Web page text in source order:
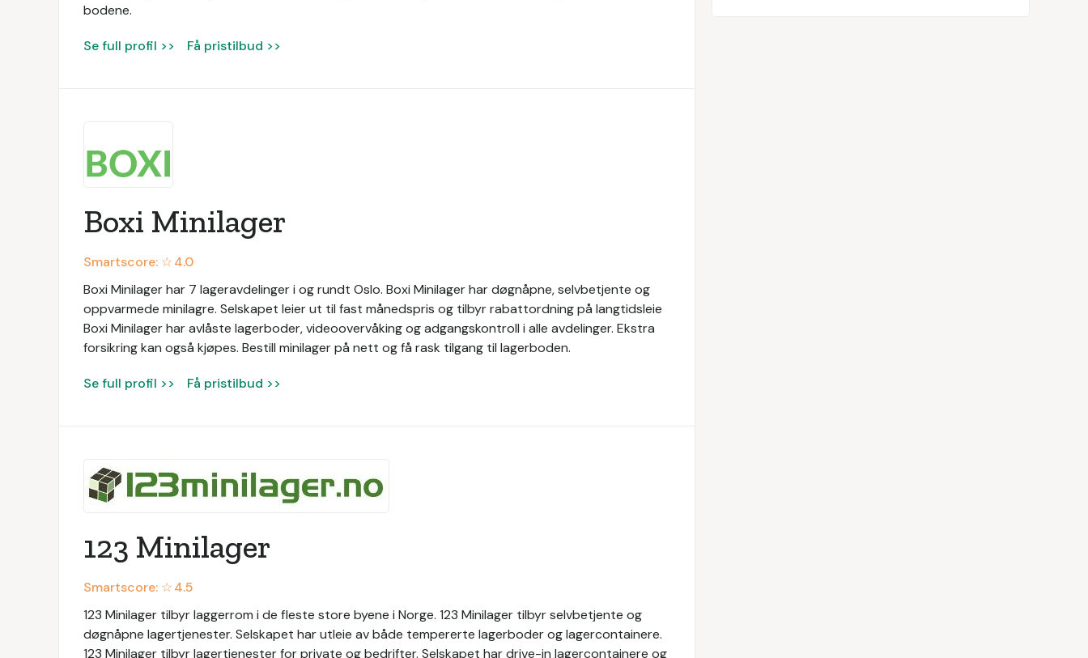
bodene.
Se full profil >> Få pristilbud >>
Boxi Minilager
Smartscore: ☆4.0
Boxi Minilager har 7 lageravdelinger i og rundt Oslo. Boxi Minilager har døgnåpne, selvbetjente og
oppvarmede minilagre. Selskapet leier ut til fast månedspris og tilbyr rabattordning på langtidsleie
Boxi Minilager har avlåste lagerboder, videoovervåking og adgangskontroll i alle avdelinger. Ekstra
forsikring kan også kjøpes. Bestill minilager på nett og få rask tilgang til lagerboden.
Se full profil >> Få pristilbud >>
123 Minilager
Smartscore: ☆4.5
123 Minilager tilbyr laggerrom i de fleste store byene i Norge. 123 Minilager tilbyr selvbetjente og
døgnåpne lagertjenester. Selskapet har utleie av både tempererte lagerboder og lagercontainere.
123 Minilager tilbyr lagertjenester for private og bedrifter. Selskapet har drive-in lagercontainere og